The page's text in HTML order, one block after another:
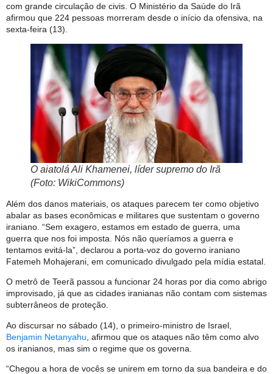
com grande circulação de civis. O Ministério da Saúde do Irã
afirmou que 224 pessoas morreram desde o início da ofensiva, na
sexta-feira (13).
O aiatolá Ali Khamenei, líder supremo do Irã
(Foto: WikiCommons)
Além dos danos materiais, os ataques parecem ter como objetivo
abalar as bases econômicas e militares que sustentam o governo
iraniano. “Sem exagero, estamos em estado de guerra, uma
guerra que nos foi imposta. Nós não queríamos a guerra e
tentamos evitá-la”, declarou a porta-voz do governo iraniano
Fatemeh Mohajerani, em comunicado divulgado pela mídia estatal.
O metrô de Teerã passou a funcionar 24 horas por dia como abrigo
improvisado, já que as cidades iranianas não contam com sistemas
subterrâneos de proteção.
Ao discursar no sábado (14), o primeiro-ministro de Israel,
Benjamin Netanyahu , afirmou que os ataques não têm como alvo
os iranianos, mas sim o regime que os governa.
“Chegou a hora de vocês se unirem em torno da sua bandeira e do